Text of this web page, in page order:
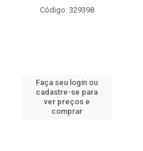
Código: 329398
Faça seu login ou
cadastre-se para
ver preços e
comprar